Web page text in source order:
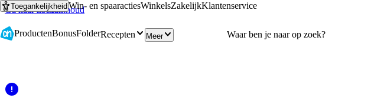
Ga naar hoofdinhoud
Ga naar zoeken
ToegankelijkheidWin- en spaaractiesWinkelsZakelijkKlantenservice
ProductenBonusFolderRecepten Meer